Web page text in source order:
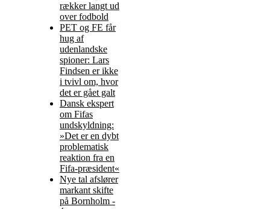
rækker langt ud
over fodbold
PET og FE får
hug af
udenlandske
spioner: Lars
Findsen er ikke
i tvivl om, hvor
det er gået galt
Dansk ekspert
om Fifas
undskyldning:
»Det er en dybt
problematisk
reaktion fra en
Fifa-præsident«
Nye tal afslører
markant skifte
på Bornholm -